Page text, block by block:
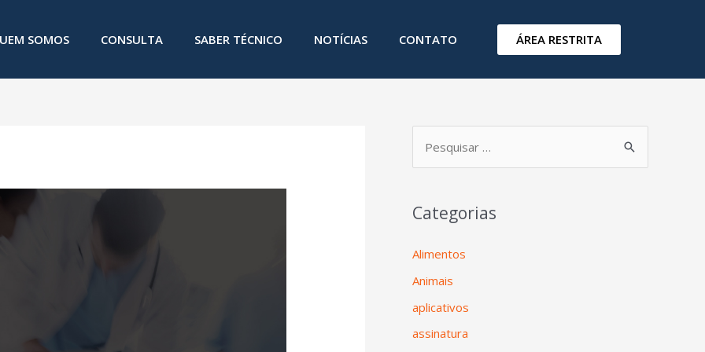
SOMOS CONSULTA SABER TÉCNICO NOTÍCIAS CONTATO ÁREA RESTRITA
Categorias
Alimentos
Animais
aplicativos
assinatura